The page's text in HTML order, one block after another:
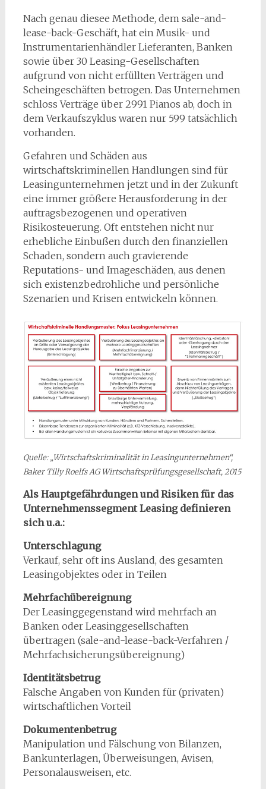
Nach genau diesee Methode, dem sale-and-
lease-back-Geschäft, hat ein Musik- und
Instrumentarienhändler Lieferanten, Banken
sowie über 30 Leasing-Gesellschaften
aufgrund von nicht erfüllten Verträgen und
Scheingeschäften betrogen. Das Unternehmen
schloss Verträge über 2991 Pianos ab, doch in
dem Verkaufszyklus waren nur 599 tatsächlich
vorhanden.
Gefahren und Schäden aus
wirtschaftskriminellen Handlungen sind für
Leasingunternehmen jetzt und in der Zukunft
eine immer größere Herausforderung in der
auftragsbezogenen und operativen
Risikosteuerung. Oft entstehen nicht nur
erhebliche Einbußen durch den finanziellen
Schaden, sondern auch gravierende
Reputations- und Imageschäden, aus denen
sich existenzbedrohliche und persönliche
Szenarien und Krisen entwickeln können.
Quelle: „Wirtschaftskriminalität in Leasingunternehmen“,
Baker Tilly Roelfs AG Wirtschaftsprüfungsgesellschaft, 2015
Als Hauptgefährdungen und Risiken für das
Unternehmenssegment Leasing definieren
sich u.a.:
Unterschlagung
Verkauf, sehr oft ins Ausland, des gesamten
Leasingobjektes oder in Teilen
Mehrfachübereignung
Der Leasinggegenstand wird mehrfach an
Banken oder Leasinggesellschaften
übertragen (sale-and-lease-back-Verfahren /
Mehrfachsicherungsübereignung)
Identitätsbetrug
Falsche Angaben von Kunden für (privaten)
wirtschaftlichen Vorteil
Dokumentenbetrug
Manipulation und Fälschung von Bilanzen,
Bankunterlagen, Überweisungen, Avisen,
Personalausweisen, etc.